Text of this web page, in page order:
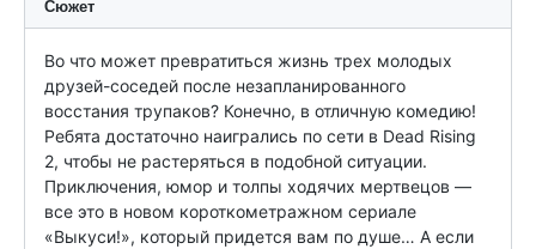
Сюжет
Во что может превратиться жизнь трех молодых
друзей-соседей после незапланированного
восстания трупаков? Конечно, в отличную комедию!
Ребята достаточно наигрались по сети в Dead Rising
2, чтобы не растеряться в подобной ситуации.
Приключения, юмор и толпы ходячих мертвецов —
все это в новом короткометражном сериале
«Выкуси!», который придется вам по душе… А если